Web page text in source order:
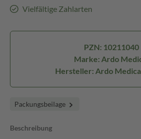
Vielfältige Zahlarten
PZN: 10211040
Marke: Ardo
Hersteller: Ardo
Packungsbeilage
Beschreibung